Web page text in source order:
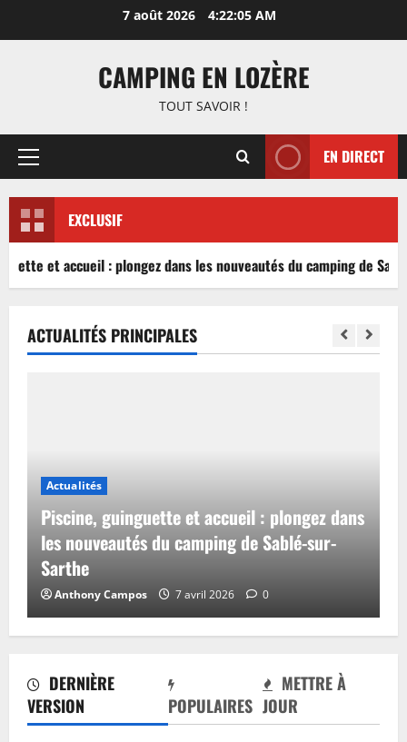
7 août 2026 4:22:05 AM
CAMPING EN LOZÈRE
TOUT SAVOIR !
Menu
EN DIRECT
EXCLUSIF
et accueil : plongez dans les nouveautés du camping de
DERNIÈRE
VERSION
POPULAIRES
METTRE À
JOUR
ACTUALITÉS PRINCIPALES
Actualités
Piscine, guinguette et accueil : plongez dans
les nouveautés du camping de Sablé-sur-
Sarthe
Anthony Campos 7 avril 2026 0